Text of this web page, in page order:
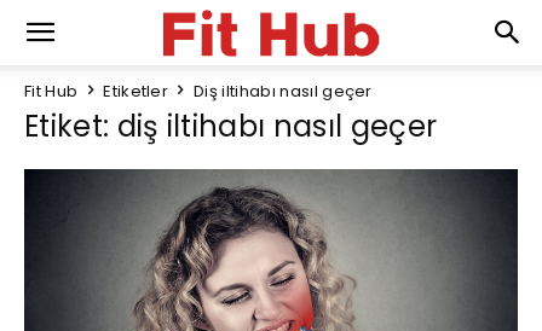
Fit Hub Etiketler Diş iltihabı nasıl geçer
Etiket: diş iltihabı nasıl geçer